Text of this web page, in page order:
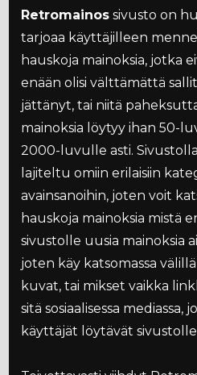
Retromainos sivusto on
tarjoaa käyttäjilleen
hauskoja mainoksia, jotka
enään olisi välttämättä
jättänyt, tai niitä
mainoksia löytyy ihan 50-
2000-luvulle asti.
lajiteltu omiin erilaisiin
avainsanoihin, joten voit
hauskoja mainoksia mistä
sivustolle uusia mainoksia
joten käy katsomassa
kuvat, tai mikset vaikka
sitä sosiaalisessa mediassa,
käyttäjät löytävät